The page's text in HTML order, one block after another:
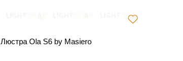
Люстра Ola S6 by Masiero